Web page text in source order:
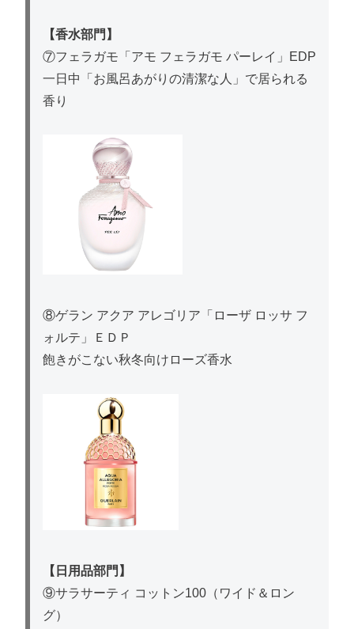
【香水部門】
⑦フェラガモ「アモ フェラガモ パーレイ」EDP
一日中「お風呂あがりの清潔な人」で居られる
香り
⑧ゲラン アクア アレゴリア「ローザ ロッサ フ
ォルテ」ＥＤＰ
飽きがこない秋冬向けローズ香水
【日用品部門】
⑨サラサーティ コットン100（ワイド＆ロン
グ）